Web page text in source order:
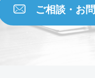
ご相談・お